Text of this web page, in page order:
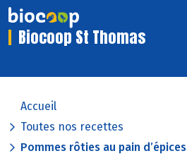
Biocoop St Thomas
Accueil
Toutes nos recettes
Pommes rôties au pain d’épices